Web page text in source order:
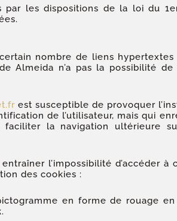
par les dispositions de la loi du
nombre de liens hypertextes
Almeida n’a pas la possibilité
est susceptible de provoquer
de l’utilisateur, mais qui
faciliter la navigation ultérieure
l’impossibilité d’accéder
des cookies :
en forme de rouage